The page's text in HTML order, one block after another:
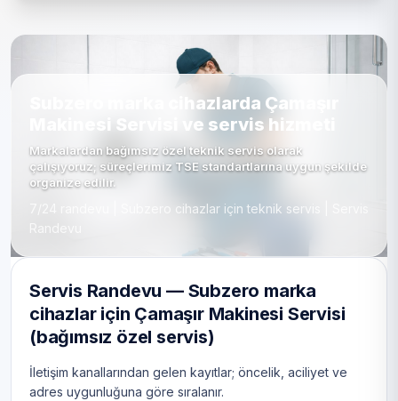
Subzero marka cihazlarda Çamaşır
Makinesi Servisi ve servis hizmeti
Markalardan bağımsız özel teknik servis olarak
çalışıyoruz; süreçlerimiz TSE standartlarına uygun şekilde
organize edilir.
7/24 randevu | Subzero cihazlar için teknik servis | Servis
Servis Randevu — Subzero marka
cihazlar için Çamaşır Makinesi Servisi
(bağımsız özel servis)
İletişim kanallarından gelen kayıtlar; öncelik, aciliyet ve
adres uygunluğuna göre sıralanır.